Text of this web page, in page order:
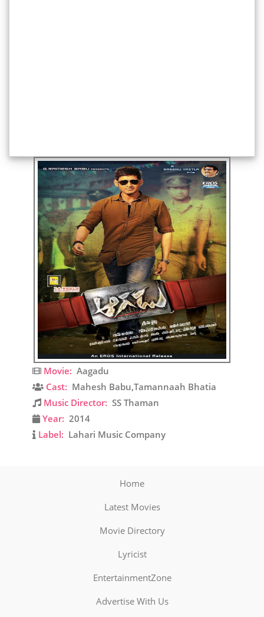
Movie: Aagadu
Cast: Mahesh Babu,Tamannaah Bhatia
Music Director: SS Thaman
Year: 2014
Label: Lahari Music Company
Home
Latest Movies
Movie Directory
Lyricist
EntertainmentZone
Advertise With Us